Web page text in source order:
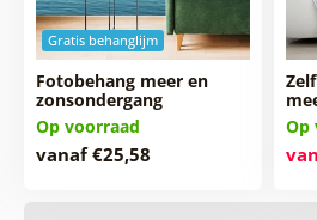
Gratis behanglijm
Fotobehang meer en
zonsondergang
Op voorraad
vanaf €25,58
Op